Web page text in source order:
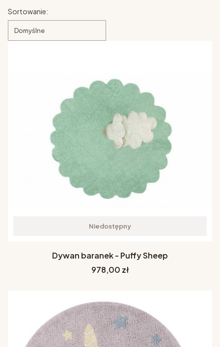
Lista produktów
Sortowanie:
Domyślne
Niedostępny
Dywan baranek - Puffy Sheep
Cena
978,00 zł